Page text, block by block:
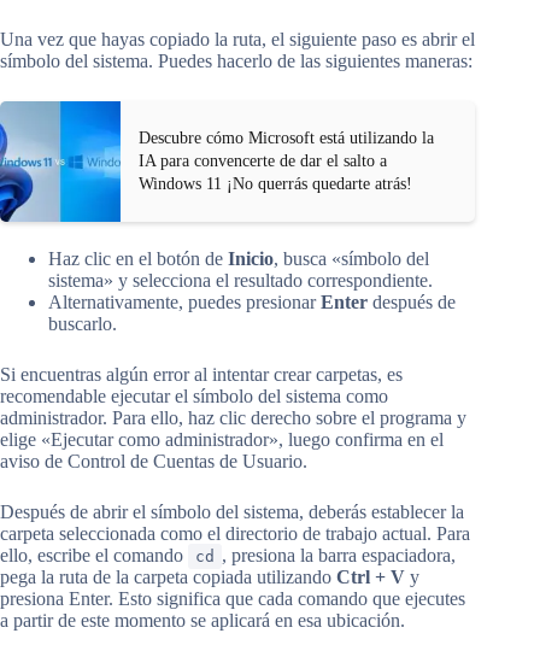
Una vez que hayas copiado la ruta, el siguiente paso es abrir el
símbolo del sistema. Puedes hacerlo de las siguientes maneras:
Descubre cómo Microsoft está utilizando la
IA para convencerte de dar el salto a
Windows 11 ¡No querrás quedarte atrás!
Haz clic en el botón de Inicio, busca «símbolo del
sistema» y selecciona el resultado correspondiente.
Alternativamente, puedes presionarEnter después de
buscarlo.
Si encuentras algún error al intentar crear carpetas, es
recomendable ejecutar el símbolo del sistema como
administrador. Para ello, haz clic derecho sobre el programa y
elige «Ejecutar como administrador», luego confirma en el
aviso de Control de Cuentas de Usuario.
Después de abrir el símbolo del sistema, deberás establecer la
carpeta seleccionada como el directorio de trabajo actual. Para
ello, escribe el comando
cd , presiona la barra espaciadora,
pega la ruta de la carpeta copiada utilizando Ctrl + V y
presiona Enter. Esto significa que cada comando que ejecutes
a partir de este momento se aplicará en esa ubicación.